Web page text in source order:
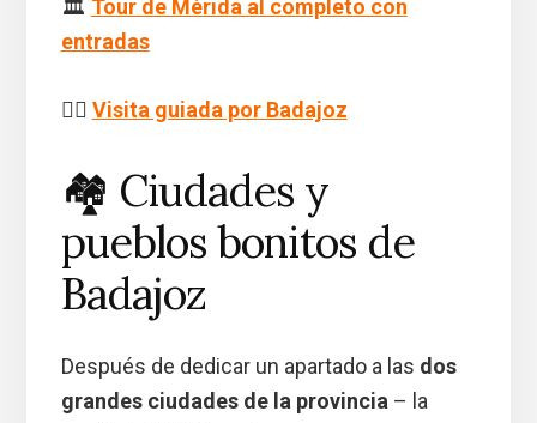
🏛️ Tour de Mérida al completo con
entradas
🚶‍♂️ Visita guiada por Badajoz
🏘️ Ciudades y
pueblos bonitos de
Badajoz
Después de dedicar un apartado a las dos
grandes ciudades de la provincia– la